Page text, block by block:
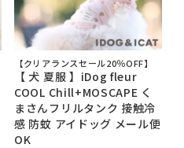
【クリアランスセール20％OFF】
【 犬 夏服 】iDog fleur
COOL Chill+MOSCAPE く
まさんフリルタンク 接触冷
感 防蚊 アイドッグ メール便
OK